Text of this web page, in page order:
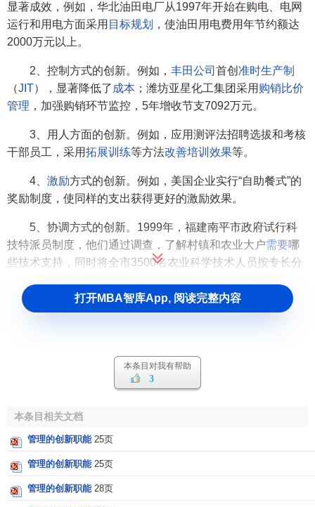
显著成效，例如，华北油田电厂从1997年开始在购电、电网
运行和用电方面采用 目标规划
，使油田用电费用年节约额达
2000万元以上。
2、控制方式的创新。例如， 丰田公司 首创 准时生产制
（JIT），显著降低了 成本 ；潍坊亚星化工集团采用 购销比价
管理 ，加强购销环节监控，5年增收节支7092万元。
3、用人方面的创新。例如，应用测评法招聘选拔和考核
干部员工，采用拓展训练等方法改善培训效果等。
4、 激励方式的创新。例如，美国企业实行“自助餐式”的
奖励制度，使同样的支出获得更好的激励效果。
5、协调方式的创新。1999年，福建南平市政府试行科
技特派员制度，他们通过调查，了解村镇和农业大户需要哪
些技术支持，同时将全市3500名农业科学技术人员按专长分
入和农业科技部门、农业技术人员的收入都大幅度增加。
既是计划新方法，又是激励、协调新方
小组既是控制新方法，又是组织和激励新方法。
打开MBA智库App, 阅读完整内容
本条目对我有帮助
3
本条目相关文档
管理的创新职能 25页
管理的创新职能 25页
管理的创新职能 28页